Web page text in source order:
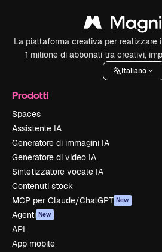
La piattaforma creativa per realizzare
1 milione di abbonati tra creativi,
Italiano
Prodotti
Spaces
Assistente IA
Generatore di immagini IA
Generatore di video IA
Sintetizzatore vocale IA
Contenuti stock
MCP per Claude/ChatGPT New
Agenti New
API
App mobile